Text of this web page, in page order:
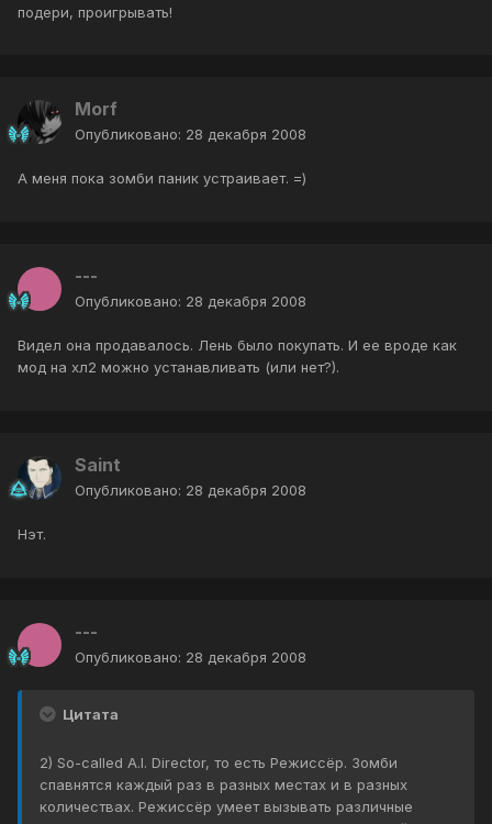
подери, проигрывать!
Morf
Опубликовано: 28 декабря 2008
А меня пока зомби паник устраивает. =)
---
Опубликовано: 28 декабря 2008
Видел она продавалось. Лень было покупать. И ее вроде как
мод на хл2 можно устанавливать (или нет?).
Saint
Опубликовано: 28 декабря 2008
Нэт.
---
Опубликовано: 28 декабря 2008
Цитата
2) So-called A.I. Director, то есть Режиссёр. Зомби
спавнятся каждый раз в разных местах и в разных
количествах. Режиссёр умеет вызывать различные